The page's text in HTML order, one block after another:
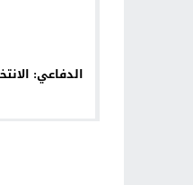
الدفاعي: